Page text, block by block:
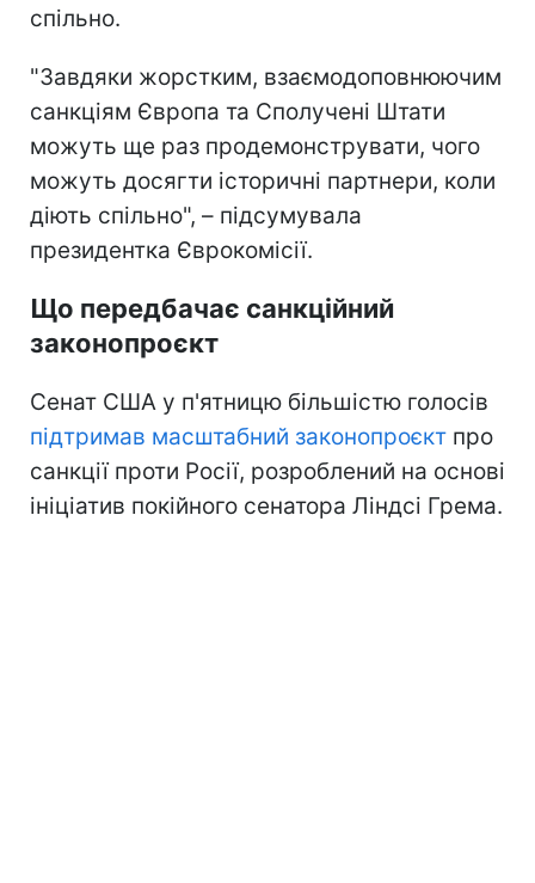
спільно.
"Завдяки жорстким, взаємодоповнюючим
санкціям Європа та Сполучені Штати
можуть ще раз продемонструвати, чого
можуть досягти історичні партнери, коли
діють спільно", – підсумувала
президентка Єврокомісії.
Що передбачає санкційний
законопроєкт
Сенат США у п'ятницю більшістю голосів
підтримав масштабний законопроєкт про
санкції проти Росії, розроблений на основі
ініціатив покійного сенатора Ліндсі Грема.